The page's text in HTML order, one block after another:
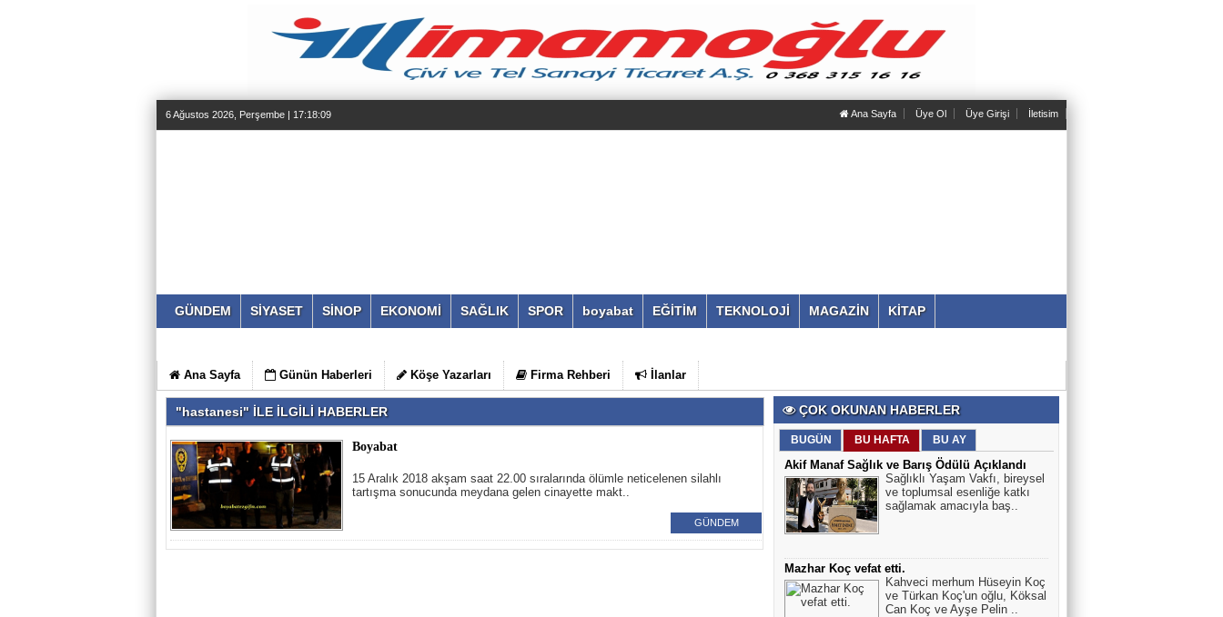
6 Ağustos 2026, Perşembe | 17:18:10 Ana Sayfa Üye Ol Üye Girişi İletisim
GÜNDEM SİYASET SİNOP EKONOMİ SAĞLIK SPOR boyabat EĞİTİM TEKNOLOJİ MAGAZİN KİTAP
Ana Sayfa Günün Haberleri Köşe Yazarları Firma Rehberi İlanlar
"hastanesi" İLE İLGİLİ HABERLER
Boyabat
15 Aralık 2018 akşam saat 22.00 sıralarında ölümle neticelenen silahlı
tartışma sonucunda meydana gelen cinayette makt..
GÜNDEM
ÇOK OKUNAN HABERLER
BUGÜN BU HAFTA BU AY
Akif Manaf Sağlık ve Barış Ödülü Açıklandı
Sağlıklı Yaşam Vakfı, bireysel
ve toplumsal esenliğe katkı
sağlamak amacıyla baş..
Mazhar Koç vefat etti.
Kahveci merhum Hüseyin Koç
ve Türkan Koç'un oğlu, Köksal
Can Koç ve Ayşe Pelin ..